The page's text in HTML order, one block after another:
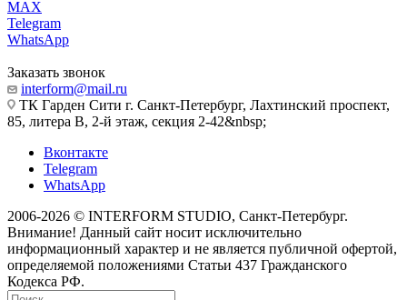
MAX
Telegram
WhatsApp
Заказать звонок
interform@mail.ru
ТК Гарден Сити г. Санкт-Петербург, Лахтинский проспект,
85, литера В, 2-й этаж, секция 2-42&nbsp;
Вконтакте
Telegram
WhatsApp
2006-2026 © INTERFORM STUDIO, Санкт-Петербург.
Внимание! Данный сайт носит исключительно
информационный характер и не является публичной офертой,
определяемой положениями Статьи 437 Гражданского
Кодекса РФ.